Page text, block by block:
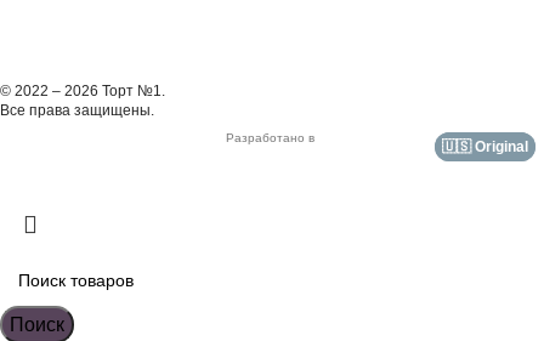
🇺🇸 Original
🇺🇸 Original
© 2022 – 2026 Торт №1.
Все права защищены.
Разработано в
Поиск